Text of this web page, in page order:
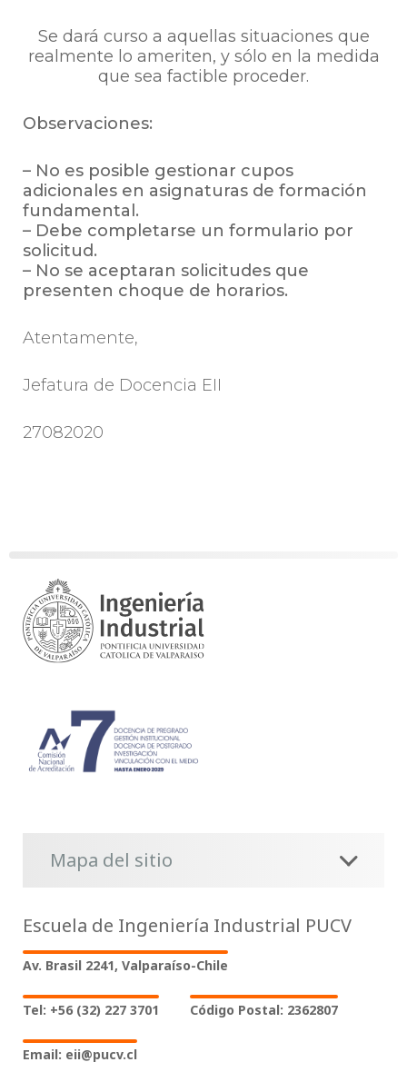
Se dará curso a aquellas situaciones que
realmente lo ameriten, y sólo en la medida
que sea factible proceder.
Observaciones:
– No es posible gestionar cupos
adicionales en asignaturas de formación
fundamental.
– Debe completarse un formulario por
solicitud.
– No se aceptaran solicitudes que
presenten choque de horarios.
Atentamente,
Jefatura de Docencia EII
27082020
Mapa del sitio
Escuela de Ingeniería Industrial PUCV
Av. Brasil 2241, Valparaíso-Chile
Tel: +56 (32) 227 3701 Código Postal: 2362807
Email: eii@pucv.cl